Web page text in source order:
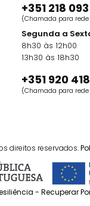
+351 218
(Chamada para
Segunda a
8h30 às 12h00
13h30 às 18h30
+351 920
(Chamada para
direitos reservados.
- Recuperar